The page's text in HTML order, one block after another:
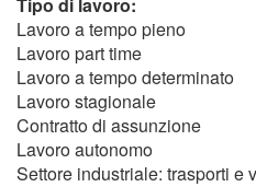
Lavoro a tempo pieno
Lavoro part time
Lavoro a tempo determinato
Lavoro stagionale
Contratto di assunzione
Lavoro autonomo
Settore industriale: trasporti e